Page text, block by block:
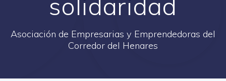
Asociación de Empresarias y Emprendedoras del
Corredor del Henares